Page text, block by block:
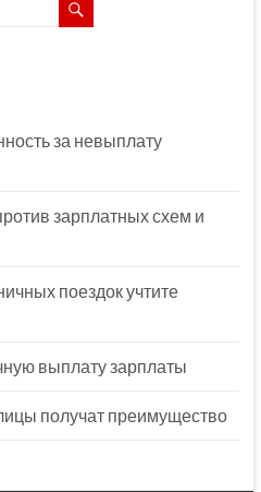
за невыплату
зарплатных схем и
поездок учтите
выплату зарплаты
получат преимущество